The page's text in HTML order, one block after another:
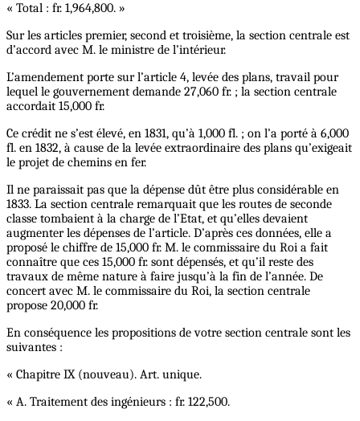
« Total : fr. 1,964,800. »
Sur les articles premier, second et troisième, la section centrale est
d’accord avec M. le ministre de l’intérieur.
L’amendement porte sur l’article 4, levée des plans, travail pour
lequel le gouvernement demande 27,060 fr. ; la section centrale
accordait 15,000 fr.
Ce crédit ne s’est élevé, en 1831, qu’à 1,000 fl. ; on l’a porté à 6,000
fl. en 1832, à cause de la levée extraordinaire des plans qu’exigeait
le projet de chemins en fer.
Il ne paraissait pas que la dépense dût être plus considérable en
1833. La section centrale remarquait que les routes de seconde
classe tombaient à la charge de l’Etat, et qu’elles devaient
augmenter les dépenses de l’article. D’après ces données, elle a
proposé le chiffre de 15,000 fr. M. le commissaire du Roi a fait
connaître que ces 15,000 fr. sont dépensés, et qu’il reste des
travaux de même nature à faire jusqu’à la fin de l’année. De
concert avec M. le commissaire du Roi, la section centrale
propose 20,000 fr.
En conséquence les propositions de votre section centrale sont les
suivantes :
« Chapitre IX (nouveau). Art. unique.
« A. Traitement des ingénieurs : fr. 122,500.